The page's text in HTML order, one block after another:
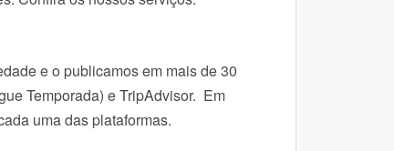
e o publicamos em mais de 30
Temporada) e TripAdvisor. Em
uma das plataformas.